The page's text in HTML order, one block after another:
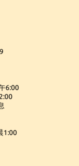
6:00
1:00